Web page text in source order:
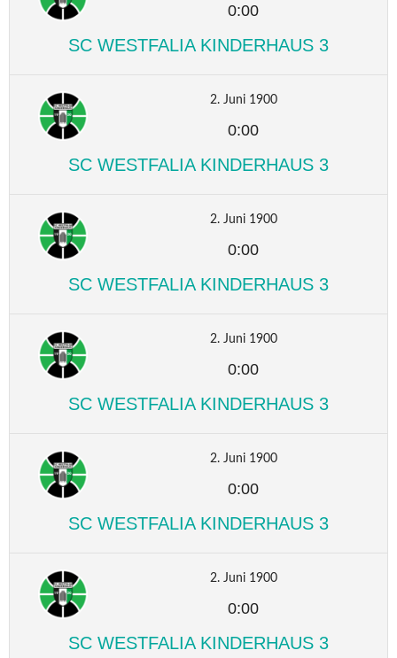
0:00
SC WESTFALIA KINDERHAUS 3
2. Juni 1900
0:00
SC WESTFALIA KINDERHAUS 3
2. Juni 1900
0:00
SC WESTFALIA KINDERHAUS 3
2. Juni 1900
0:00
SC WESTFALIA KINDERHAUS 3
2. Juni 1900
0:00
SC WESTFALIA KINDERHAUS 3
2. Juni 1900
0:00
SC WESTFALIA KINDERHAUS 3